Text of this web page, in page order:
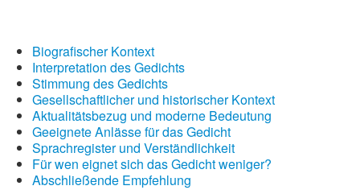
Biografischer Kontext
Interpretation des Gedichts
Stimmung des Gedichts
Gesellschaftlicher und historischer Kontext
Aktualitätsbezug und moderne Bedeutung
Geeignete Anlässe für das Gedicht
Sprachregister und Verständlichkeit
Für wen eignet sich das Gedicht weniger?
Abschließende Empfehlung